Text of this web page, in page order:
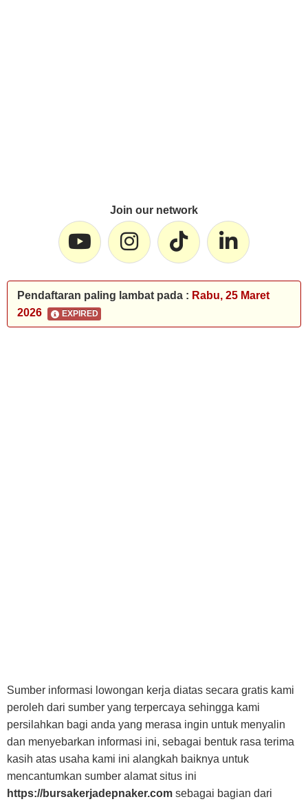
Join our network
Pendaftaran paling lambat pada : Rabu, 25 Maret
2026
EXPIRED
Sumber informasi lowongan kerja diatas secara gratis kami
peroleh dari sumber yang terpercaya sehingga kami
persilahkan bagi anda yang merasa ingin untuk menyalin
dan menyebarkan informasi ini, sebagai bentuk rasa terima
kasih atas usaha kami ini alangkah baiknya untuk
mencantumkan sumber alamat situs ini
https://bursakerjadepnaker.com sebagai bagian dari